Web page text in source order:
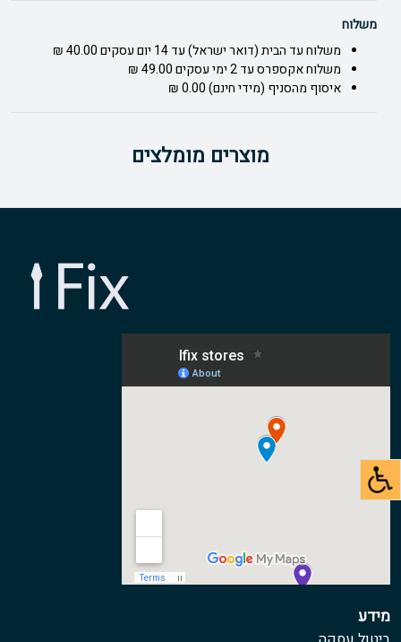
משלוח
משלוח עד הבית (דואר ישראל) עד 14 יום עסקים 40.00 ₪
משלוח אקספרס עד 2 ימי עסקים 49.00 ₪
איסוף מהסניף (מידי חינם) 0.00 ₪
מוצרים מומלצים
מידע